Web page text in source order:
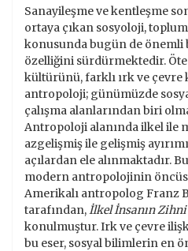
Sanayileşme ve kentleşme
ortaya çıkan sosyoloji,
konusunda bugün de önemli
özelliğini sürdürmektedir.
kültürünü, farklı ırk ve çevre
antropoloji; günümüzde
çalışma alanlarından biri
Antropoloji alanında ilkel ile
azgelişmiş ile gelişmiş
açılardan ele alınmaktadır.
modern antropolojinin
Amerikalı antropolog Franz
tarafından,İlkel İnsanın Zihni
konulmuştur. Irk ve çevre
bu eser, sosyal bilimlerin en